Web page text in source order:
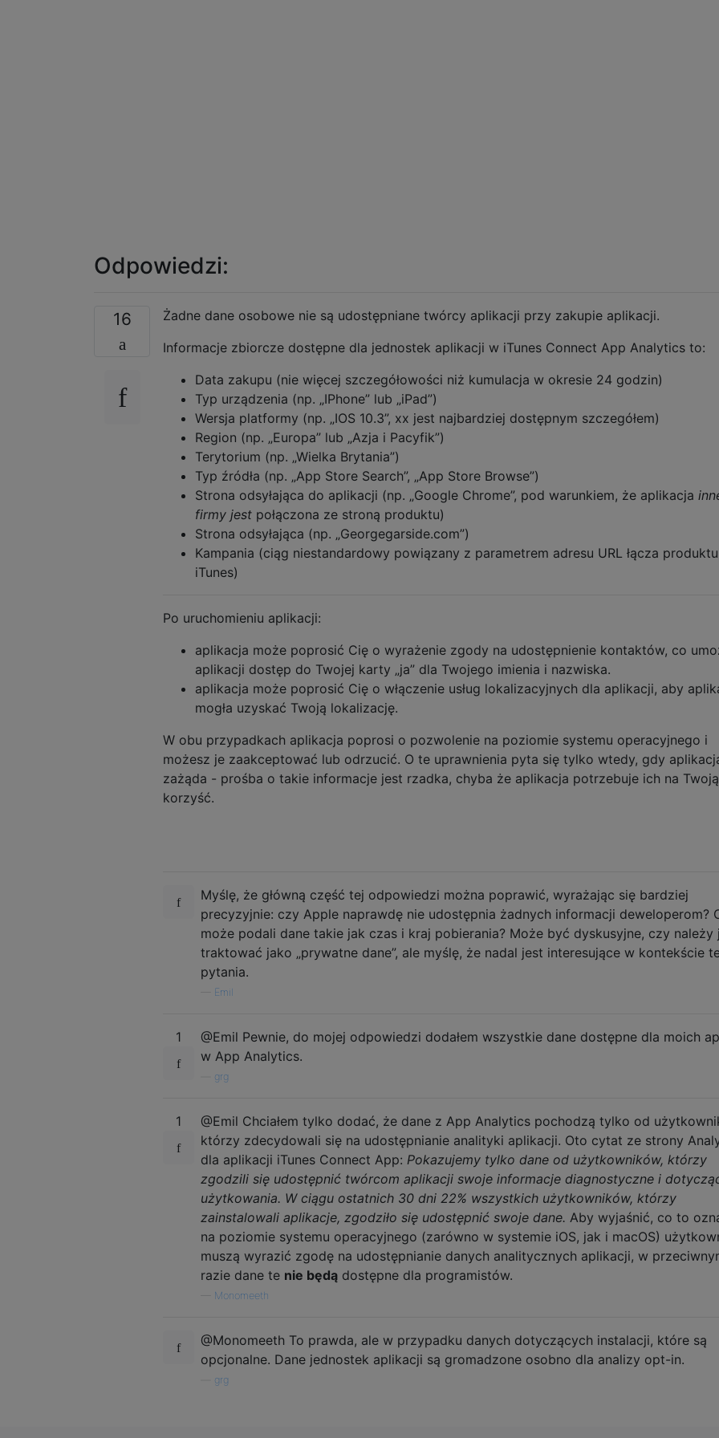
Odpowiedzi:
16
Żadne dane osobowe nie są udostępniane twórcy aplikacji przy zakupie aplikacji.
Informacje zbiorcze dostępne dla jednostek aplikacji w iTunes Connect App Analytics to:
Data zakupu (nie więcej szczegółowości niż kumulacja w okresie 24 godzin)
Typ urządzenia (np. „IPhone” lub „iPad”)
Wersja platformy (np. „IOS 10.3”, xx jest najbardziej dostępnym szczegółem)
Region (np. „Europa” lub „Azja i Pacyfik”)
Terytorium (np. „Wielka Brytania”)
Typ źródła (np. „App Store Search”, „App Store Browse”)
Strona odsyłająca do aplikacji (np. „Google Chrome”, pod warunkiem, że aplikacja
firmy jest połączona ze stroną produktu)
Strona odsyłająca (np. „Georgegarside.com”)
Kampania (ciąg niestandardowy powiązany z parametrem adresu URL łącza produktu
iTunes)
Po uruchomieniu aplikacji:
aplikacja może poprosić Cię o wyrażenie zgody na udostępnienie kontaktów, co
aplikacji dostęp do Twojej karty „ja” dla Twojego imienia i nazwiska.
aplikacja może poprosić Cię o włączenie usług lokalizacyjnych dla aplikacji, aby
mogła uzyskać Twoją lokalizację.
W obu przypadkach aplikacja poprosi o pozwolenie na poziomie systemu operacyjnego i
możesz je zaakceptować lub odrzucić. O te uprawnienia pyta się tylko wtedy, gdy
zażąda - prośba o takie informacje jest rzadka, chyba że aplikacja potrzebuje ich na Twoją
korzyść.
Myślę, że główną część tej odpowiedzi można poprawić, wyrażając się bardziej
precyzyjnie: czy Apple naprawdę nie udostępnia żadnych informacji deweloperom?
może podali dane takie jak czas i kraj pobierania? Może być dyskusyjne, czy należy
traktować jako „prywatne dane”, ale myślę, że nadal jest interesujące w kontekście
pytania.
Emil
1
@Emil Pewnie, do mojej odpowiedzi dodałem wszystkie dane dostępne dla moich
w App Analytics.
grg
1
@Emil Chciałem tylko dodać, że dane z App Analytics pochodzą tylko od
którzy zdecydowali się na udostępnianie analityki aplikacji. Oto cytat ze strony
dla aplikacji iTunes Connect App: Pokazujemy tylko dane od użytkowników, którzy
zgodzili się udostępnić twórcom aplikacji swoje informacje diagnostyczne i
użytkowania. W ciągu ostatnich 30 dni 22% wszystkich użytkowników, którzy
zainstalowali aplikacje, zgodziło się udostępnić swoje dane. Aby wyjaśnić, co to
na poziomie systemu operacyjnego (zarówno w systemie iOS, jak i macOS)
muszą wyrazić zgodę na udostępnianie danych analitycznych aplikacji, w
razie dane te nie będą dostępne dla programistów.
Monomeeth
@Monomeeth To prawda, ale w przypadku danych dotyczących instalacji, które są
opcjonalne. Dane jednostek aplikacji są gromadzone osobno dla analizy opt-in.
grg